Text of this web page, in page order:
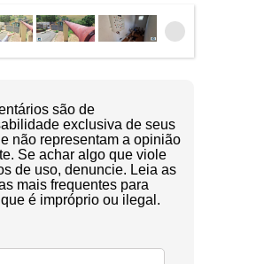
são de
exclusiva de seus
não representam a opinião
Se achar algo que viole
de uso, denuncie. Leia as
mais frequentes para
é impróprio ou ilegal.